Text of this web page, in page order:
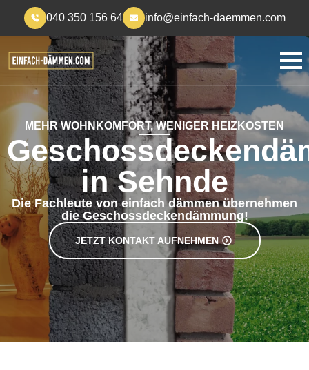
040 350 156 64 info@einfach-daemmen.com
MEHR WOHNKOMFORT, WENIGER HEIZKOSTEN
in Sehnde
Die Fachleute von einfach dämmen übernehmen
die Geschossdeckendämmung!
JETZT KONTAKT AUFNEHMEN